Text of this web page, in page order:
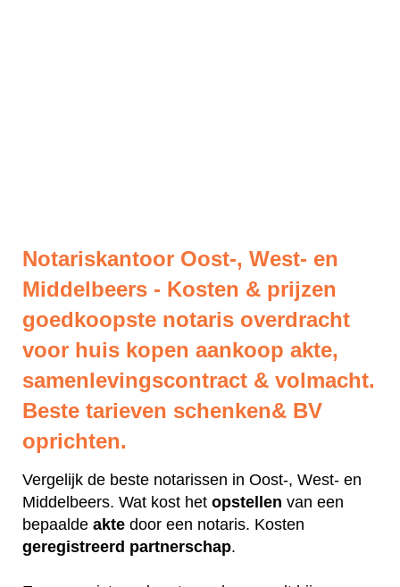
Notariskantoor Oost-, West- en
Middelbeers - Kosten & prijzen
goedkoopste notaris overdracht
voor huis kopen aankoop akte,
samenlevingscontract & volmacht.
Beste tarieven schenken& BV
oprichten.
Vergelijk de beste notarissen in Oost-, West- en
Middelbeers. Wat kost het opstellen van een
bepaalde akte door een notaris. Kosten
geregistreerd partnerschap.